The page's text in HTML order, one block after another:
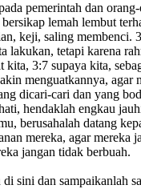
pemerintah dan
lemah lembut
keji, saling membenci.
lakukan, tetapi karena
kita, 3:7 supaya kita,
menguatkannya,
dicari-cari dan yang
hendaklah engkau
berusahalah datang
mereka, agar mereka
jangan tidak berbuah.
sini dan sampaikanlah